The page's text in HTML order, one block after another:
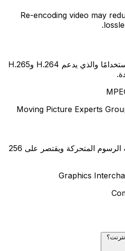
Re-encoding video may
تنسيق حاوية الفيديو الأكثر استخدامًا والذي يدعم H.264 وH.265
يدعم تنسيق الصورة النقطية الرسوم المتحركة ويقتصر على 256